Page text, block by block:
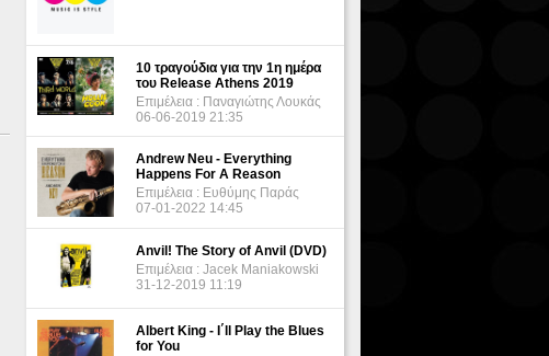
10 τραγούδια για την 1η ημέρα
του Release Athens 2019
Επιμέλεια : Παναγιώτης Λουκάς
06-06-2019 21:35
Andrew Neu - Everything
Happens For A Reason
Επιμέλεια : Ευθύμης Παράς
07-01-2022 14:45
Anvil! The Story of Anvil (DVD)
Επιμέλεια : Jacek Maniakowski
31-12-2019 11:19
Albert King - I΄ll Play the Blues
for You